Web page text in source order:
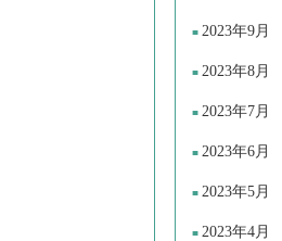
2023年9月
2023年8月
2023年7月
2023年6月
2023年5月
2023年4月